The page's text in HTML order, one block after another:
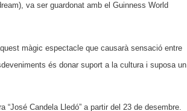
va ser guardonat amb el Guinness World
màgic espectacle que causarà sensació entre
és donar suport a la cultura i suposa un
Candela Lledó” a partir del 23 de desembre.